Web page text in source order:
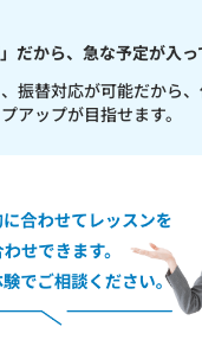
」だから、急な予定が入
振替対応が可能だから
アップが目指せます。